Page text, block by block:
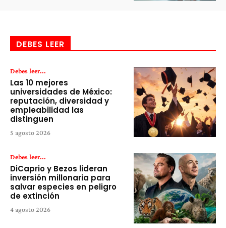
DEBES LEER
Debes leer...
Las 10 mejores
universidades de México:
reputación, diversidad y
empleabilidad las
distinguen
5 agosto 2026
Debes leer...
DiCaprio y Bezos lideran
inversión millonaria para
salvar especies en peligro
de extinción
4 agosto 2026